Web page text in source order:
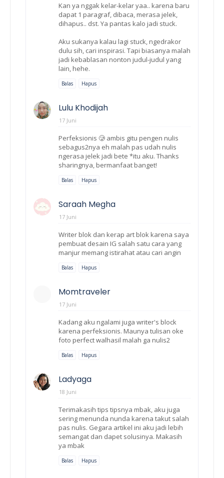
Kan ya nggak kelar-kelar yaa.. karena baru
dapat 1 paragraf, dibaca, merasa jelek,
dihapus.. dst. Ya pantas kalo jadi stuck.
Aku sukanya kalau lagi stuck, ngedrakor
dulu sih, cari inspirasi. Tapi biasanya malah
jadi kebablasan nonton judul-judul yang
lain, hehe.
Balas Hapus
Lulu Khodijah
17 Juni
Perfeksionis 🥲 ambis gitu pengen nulis
sebagus2nya eh malah pas udah nulis
ngerasa jelek jadi bete *itu aku. Thanks
sharingnya, bermanfaat banget!
Balas Hapus
Saraah Megha
17 Juni
Writer blok dan kerap art blok karena saya
pembuat desain IG salah satu cara yang
manjur memang istirahat atau cari angin
Balas Hapus
Momtraveler
17 Juni
Kadang aku ngalami juga writer's block
karena perfeksionis. Maunya tulisan oke
foto perfect walhasil malah ga nulis2
Balas Hapus
Ladyaga
18 Juni
Terimakasih tips tipsnya mbak, aku juga
sering menunda nunda karena takut salah
pas nulis. Gegara artikel ini aku jadi lebih
semangat dan dapet solusinya. Makasih
ya mbak
Balas Hapus